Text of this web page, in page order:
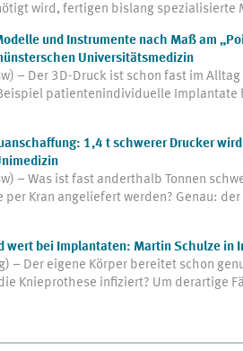
wird, fertigen bislang spezialisierte
und Instrumente nach Maß am
Universitätsmedizin
– Der 3D-Druck ist schon fast im
patientenindividuelle Implantate
1,4 t schwerer Drucker
– Was ist fast anderthalb Tonnen
per Kran angeliefert werden? Genau:
wert bei Implantaten: Martin Schulze in
– Der eigene Körper bereitet schon
Knieprothese infiziert? Um derartige